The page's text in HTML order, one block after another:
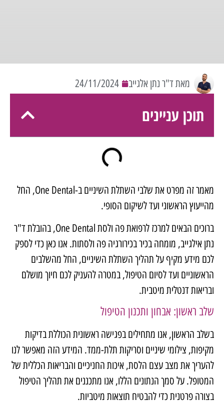
מאת ד"ר נתן אלגייב 24/11/2024
תוכן עניינים
מאמר זה מפרט את שלבי השתלת השיניים
ב-One Dental, החל
מהייעוץ הראשוני ועד לשיקום הסופי.
ברוכים הבאים למרכז לרפואת פה ולסת One Dental, בהובלת ד"ר
נתן אילגייב, מומחה בכיר בכירורגיה פה ולסתות. אנו כאן כדי לספק
לכם מידע מקיף על תהליך השתלת השיניים, החל מהשלבים
הראשוניים ועד לסיום הטיפול, במטרה להעניק לכם חיוך מושלם
ובריאות דנטלית מיטבית.
שלב ראשון: אבחון ותכנון הטיפול
בשלב הראשון, אנו מתחילים בפגישה ראשונית הכוללת בדיקות
מקיפות, צילומי שיניים וסריקות תלת-ממד. המידע הזה מאפשר לנו
להעריך את מצב עצם הלסת, איכות החניכיים והבריאות הכללית של
המטופל. על סמך הנתונים הללו, אנו מתכננים את תהליך הטיפול
בצורה פרטנית כדי להבטיח תוצאות מיטביות.